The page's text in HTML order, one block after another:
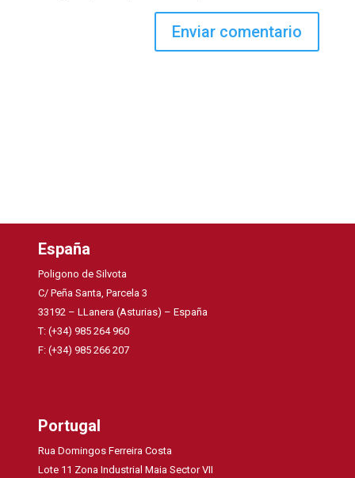
España
Poligono de Silvota
C/ Peña Santa, Parcela 3
33192 – LLanera (Asturias) – España
T: (+34) 985 264 960
F: (+34) 985 266 207
Portugal
Rua Domingos Ferreira Costa
Lote 11 Zona Industrial Maia Sector VII